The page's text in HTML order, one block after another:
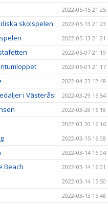
2022-05-15 21:25
skolspelen 2022-05-13 21:23
2022-05-13 21:21
2022-05-07 21:19
2022-05-01 21:17
2022-04-23 12:48
i Västerås! 2022-03-29 16:54
2022-03-28 16:18
2022-03-20 16:16
2022-03-15 16:08
2022-03-14 16:04
Beach 2022-03-14 16:01
2022-03-14 15:50
2022-03-13 15:48